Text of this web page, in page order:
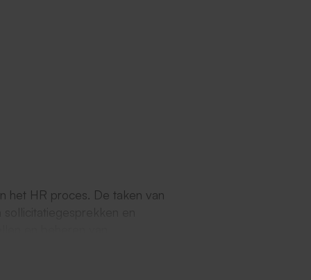
het HR proces. De taken van